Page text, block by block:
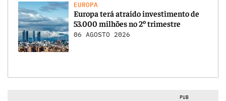
EUROPA
Europa terá atraído investimento de
53.000 milhões no 2º trimestre
06 AGOSTO 2026
PUB